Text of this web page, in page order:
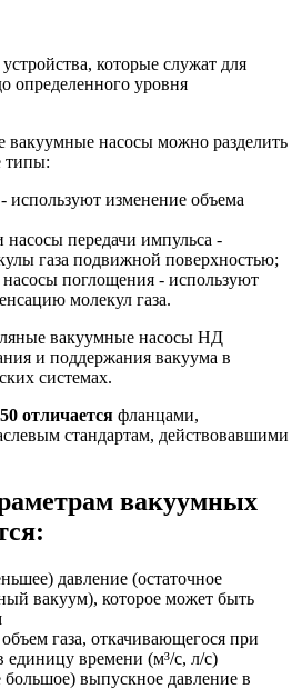
которые служат для
определенного уровня
насосы можно разделить
типы:
изменение объема
передачи импульса -
газа подвижной поверхностью;
поглощения - используют
молекул газа.
вакуумные насосы НД
и поддержания вакуума в
системах.
отличается фланцами,
стандартам, действовавшими
вакуумных
давление (остаточное
вакуум), которое может быть
газа, откачивающегося при
единицу времени (м³/с, л/с)
большое) выпускное давление в